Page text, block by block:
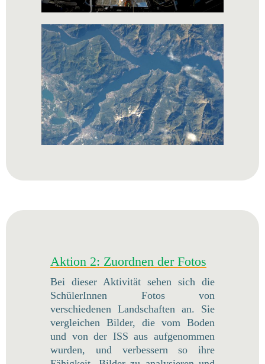
Aktion 2: Zuordnen der Fotos
Bei dieser Aktivität sehen sich die
SchülerInnen Fotos von
verschiedenen Landschaften an. Sie
vergleichen Bilder, die vom Boden
und von der ISS aus aufgenommen
wurden, und verbessern so ihre